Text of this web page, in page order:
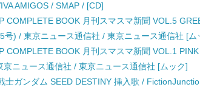
AMIGOS / SMAP / [CD]
COMPLETE BOOK 月刊スマスマ新聞 VOL.5
号) / 東京ニュース通信社 / 東京ニュース通信社 [ム
COMPLETE BOOK 月刊スマスマ新聞 VOL.1
京ニュース通信社 / 東京ニュース通信社 [ムック]
士ガンダム SEED DESTINY 挿入歌 /